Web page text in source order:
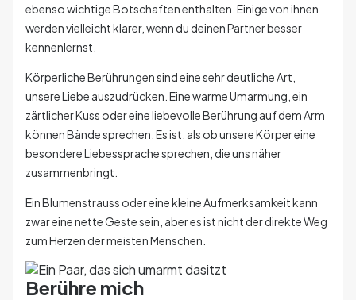
ebenso wichtige Botschaften enthalten. Einige von ihnen
werden vielleicht klarer, wenn du deinen Partner besser
kennenlernst.
Körperliche Berührungen sind eine sehr deutliche Art,
unsere Liebe auszudrücken. Eine warme Umarmung, ein
zärtlicher Kuss oder eine liebevolle Berührung auf dem Arm
können Bände sprechen. Es ist, als ob unsere Körper eine
besondere Liebessprache sprechen, die uns näher
zusammenbringt.
Ein Blumenstrauss oder eine kleine Aufmerksamkeit kann
zwar eine nette Geste sein, aber es ist nicht der direkte Weg
zum Herzen der meisten Menschen.
Berühre mich